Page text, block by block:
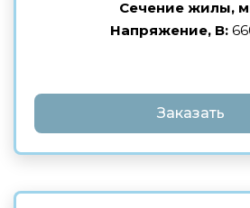
Сечение жилы,
Напряжение, В:
Заказать